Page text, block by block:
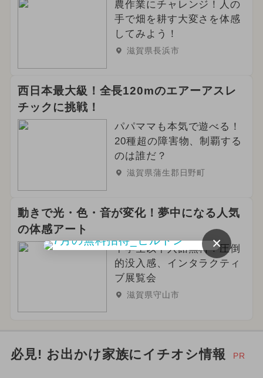
農作業にチャレンジ！人の
手で畑を耕す大変さを体感
してみよう！
滋賀県長浜市
西日本最大級！全長120mのエアーアスレ
チックに挑戦！
パパママも本気で遊べる！
20種超の障害物、制覇する
のは誰だ？
滋賀県蒲生郡日野町
動きで光・色・音が変化！夢中になる人気
の体感アート
中学生以下入館無料！圧倒
的没入感、インタラクティ
ブ展覧会
滋賀県守山市
必見! お出かけ家族にイチオシ情報 PR
×